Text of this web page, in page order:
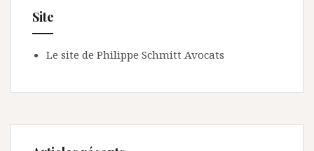
Site
Le site de Philippe Schmitt Avocats